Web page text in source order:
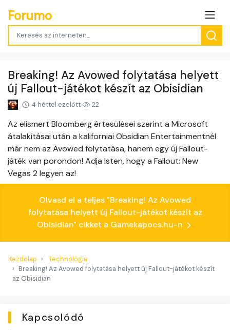
Forumo
Breaking! Az Avowed folytatása helyett
új Fallout-játékot készít az Obisidian
4 héttel ezelőtt 22
Az elismert Bloomberg értesülései szerint a Microsoft
átalakításai után a kaliforniai Obsidian Entertainmentnél
már nem az Avowed folytatása, hanem egy új Fallout-
játék van porondon! Adja Isten, hogy a Fallout: New
Vegas 2 legyen az!
Olvasd el a teljes "Breaking! Az Avowed
folytatása helyett új Fallout-játékot készít az
Obisidian" cikket a Gamekapocs.hu-n
Kezdőlap
Technológia
Breaking! Az Avowed folytatása helyett új Fallout-játékot készít
az Obisidian
Kapcsolódó